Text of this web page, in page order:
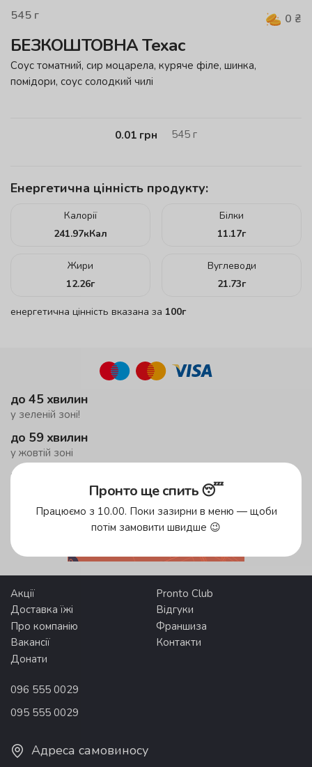
545 г 0 ₴
БЕЗКОШТОВНА Техас
Cоуc томатний, сир моцарела, куряче філе, шинка,
помідори, соус солодкий чилі
0.01 грн 545 г
Енергетична цінність продукту:
Калорії
241.97кКал
Білки
11.17г
Жири
12.26г
Вуглеводи
21.73г
енергетична цінність вказана за 100г
до 45 хвилин
у зеленій зоні!
до 59 хвилин
у жовтій зоні
безкоштовна доставка
Зони доставки
Акції
Pronto Club
Доставка їжі
Відгуки
Про компанію
Франшиза
Вакансії
Контакти
Донати
096 555 0029
095 555 0029
Адреса самовиносу
Пронто ще спить 😴
Працюємо з 10.00. Поки зазирни в меню — щоби
потім замовити швидше 😉